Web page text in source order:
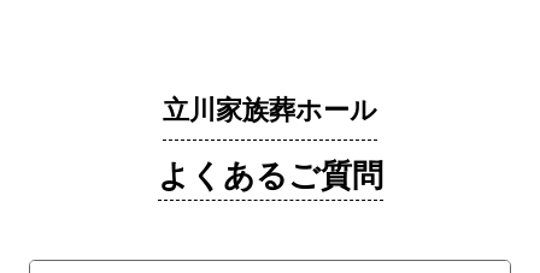
立川家族葬ホール
よくあるご質問